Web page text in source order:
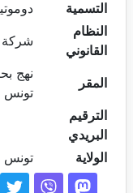
التسمية
النظام
القانوني
شركة
المقر
نهج
تونس
الترقيم
البريدي
الولاية
تونس